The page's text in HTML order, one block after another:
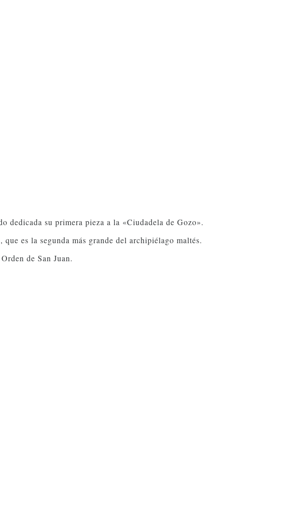
dedicada su primera pieza a la «Ciudadela de Gozo».
es la segunda más grande del archipiélago maltés.
de San Juan.